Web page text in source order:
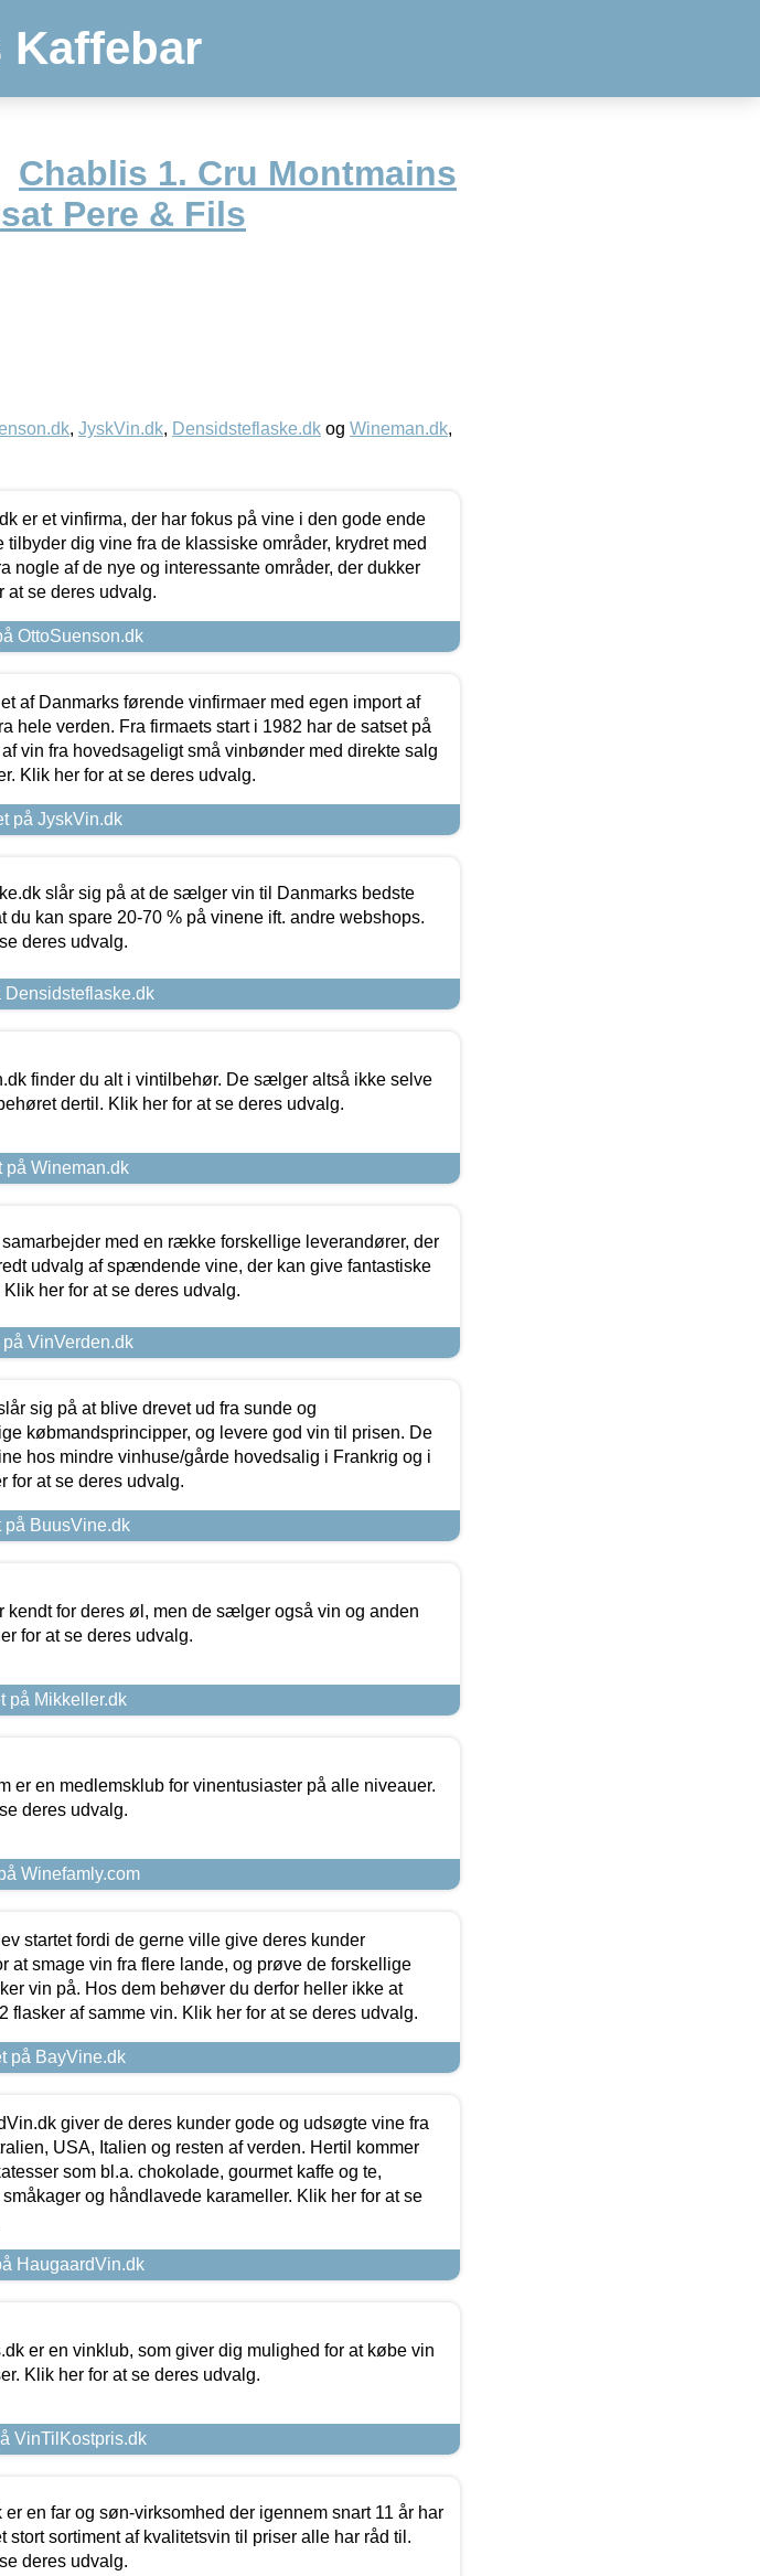
Chablis 1. Cru Montmains
Pere & Fils
, JyskVin.dk, Densidsteflaske.dk og Wineman.dk,
er et vinfirma, der har fokus på vine i den gode ende
tilbyder dig vine fra de klassiske områder, krydret med
nogle af de nye og interessante områder, der dukker
at se deres udvalg.
OttoSuenson.dk
af Danmarks førende vinfirmaer med egen import af
hele verden. Fra firmaets start i 1982 har de satset på
vin fra hovedsageligt små vinbønder med direkte salg
Klik her for at se deres udvalg.
på JyskVin.dk
slår sig på at de sælger vin til Danmarks bedste
du kan spare 20-70 % på vinene ift. andre webshops.
deres udvalg.
Densidsteflaske.dk
finder du alt i vintilbehør. De sælger altså ikke selve
dertil. Klik her for at se deres udvalg.
på Wineman.dk
med en række forskellige leverandører, der
udvalg af spændende vine, der kan give fantastiske
her for at se deres udvalg.
VinVerden.dk
sig på at blive drevet ud fra sunde og
købmandsprincipper, og levere god vin til prisen. De
hos mindre vinhuse/gårde hovedsalig i Frankrig og i
for at se deres udvalg.
på BuusVine.dk
kendt for deres øl, men de sælger også vin og anden
for at se deres udvalg.
på Mikkeller.dk
er en medlemsklub for vinentusiaster på alle niveauer.
deres udvalg.
Winefamly.com
startet fordi de gerne ville give deres kunder
at smage vin fra flere lande, og prøve de forskellige
vin på. Hos dem behøver du derfor heller ikke at
flasker af samme vin. Klik her for at se deres udvalg.
på BayVine.dk
giver de deres kunder gode og udsøgte vine fra
USA, Italien og resten af verden. Hertil kommer
som bl.a. chokolade, gourmet kaffe og te,
og håndlavede karameller. Klik her for at se
HaugaardVin.dk
er en vinklub, som giver dig mulighed for at købe vin
Klik her for at se deres udvalg.
VinTilKostpris.dk
en far og søn-virksomhed der igennem snart 11 år har
stort sortiment af kvalitetsvin til priser alle har råd til.
deres udvalg.